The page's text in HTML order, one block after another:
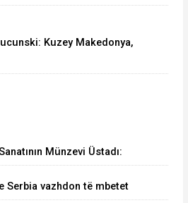
Kuzey Makedonya,
Münzevi Üstadı:
Serbia vazhdon të mbetet